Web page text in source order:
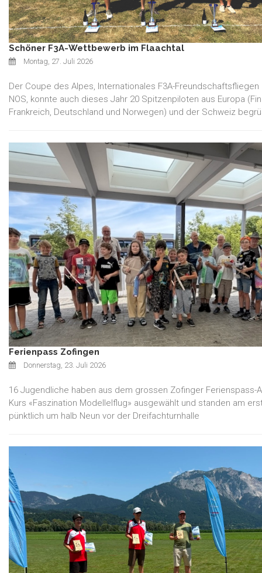
Schöner F3A-Wettbewerb im Flaachtal
Montag, 27. Juli 2026
Der Coupe des Alpes, Internationales F3A-Freundschaftsfliegen
NOS, konnte auch dieses Jahr 20 Spitzenpiloten aus Europa
Frankreich, Deutschland und Norwegen) und der Schweiz
Ferienpass Zofingen
Donnerstag, 23. Juli 2026
16 Jugendliche haben aus dem grossen Zofinger Ferienspass-
Kurs «Faszination Modellelflug» ausgewählt und standen am
pünktlich um halb Neun vor der Dreifachturnhalle